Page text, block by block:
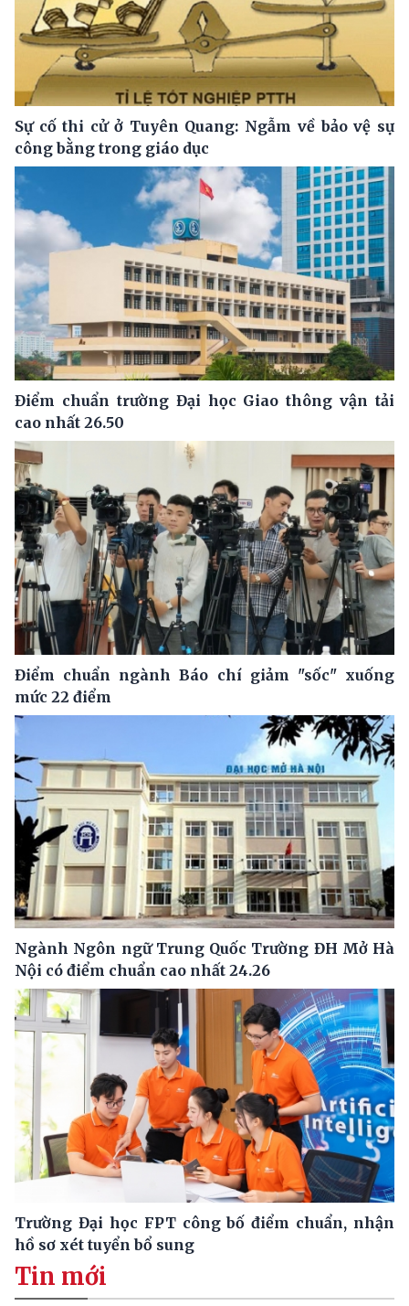
Sự cố thi cử ở Tuyên Quang: Ngẫm về bảo vệ sự
công bằng trong giáo dục
Điểm chuẩn trường Đại học Giao thông vận tải
cao nhất 26.50
Điểm chuẩn ngành Báo chí giảm "sốc" xuống
mức 22 điểm
Ngành Ngôn ngữ Trung Quốc Trường ĐH Mở Hà
Nội có điểm chuẩn cao nhất 24.26
Trường Đại học FPT công bố điểm chuẩn, nhận
hồ sơ xét tuyển bổ sung
Tin mới